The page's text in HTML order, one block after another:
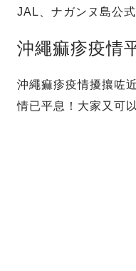
JAL、ナガンヌ島公式
沖繩痲疹疫情
沖繩痲疹疫情擾攘咗
情已平息！大家又可